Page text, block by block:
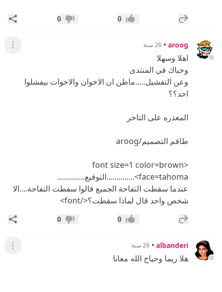
إضافة رد جديد إعجاب0 عدم إعجاب
0
aroog
• 26 سنة عرض
اهلا وسهلا
وحياك في المنتدى
وعن التفشيل.....ماظن ان الاخوان والاخوات بيفشلوا
احد؟؟
المعذره على التاخر
طاقم التصميم/aroog
<font size=1 color=brown
face=tahoma>..............التوقيع..............
عندما سقطت التفاحة الجميع قالوا سقطت التفاحة....الا
شخص واحد قال لماذا سقطت؟</font>
إضافة رد جديد إعجاب0 عدم إعجاب
0
albanderi
• 26 سنة عرض
هلا ريما وحياج الله معانا